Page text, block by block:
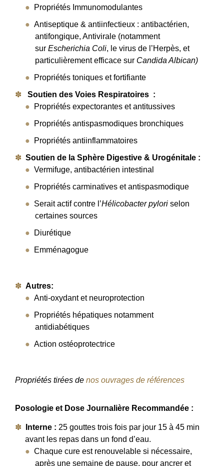
Propriétés Immunomodulantes
Antiseptique & antiinfectieux : antibactérien,
antifongique, Antivirale (notamment
sur Escherichia Coli, le virus de l’Herpès, et
particulièrement efficace sur Candida Albican)
Propriétés toniques et fortifiante
Soutien des Voies Respiratoires :
Propriétés expectorantes et antitussives
Propriétés antispasmodiques bronchiques
Propriétés antiinflammatoires
Soutien de la Sphère Digestive & Urogénitale :
Vermifuge, antibactérien intestinal
Propriétés carminatives et antispasmodique
Serait actif contre l’Hélicobacter pylori selon
certaines sources
Diurétique
Emménagogue
Autres:
Anti-oxydant et neuroprotection
Propriétés hépatiques notamment
antidiabétiques
Action ostéoprotectrice
Propriétés tirées de nos ouvrages de références
Posologie et Dose Journalière Recommandée :
Interne : 25 gouttes trois fois par jour 15 à 45 min
avant les repas dans un fond d’eau.
Chaque cure est renouvelable si nécessaire,
après une semaine de pause, pour ancrer et